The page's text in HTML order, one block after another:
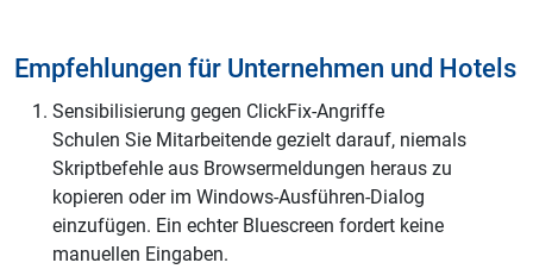
Empfehlungen für Unternehmen und Hotels
Sensibilisierung gegen ClickFix-Angriffe
Schulen Sie Mitarbeitende gezielt darauf, niemals
Skriptbefehle aus Browsermeldungen heraus zu
kopieren oder im Windows-Ausführen-Dialog
einzufügen. Ein echter Bluescreen fordert keine
manuellen Eingaben.